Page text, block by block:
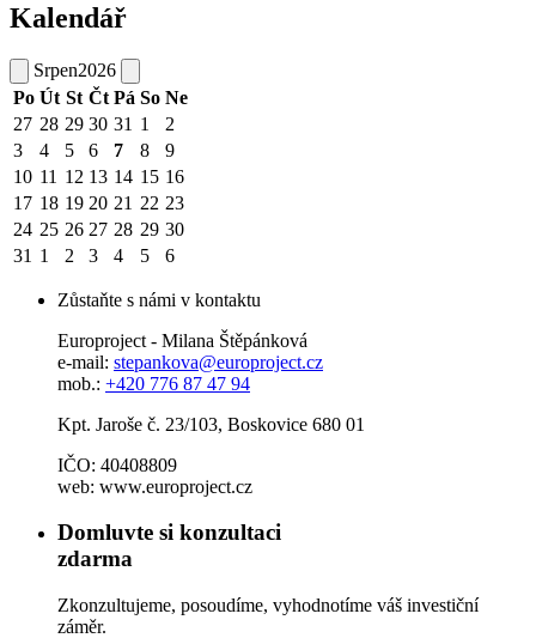
Kalendář
Srpen2026
Po Út St Čt Pá So Ne
27 28 29 30 31 1
2
3
4 5 6 7 8
9
10 11 12 13 14 15 16
17 18 19 20 21 22 23
24 25 26 27 28 29 30
31 1 2 3 4 5 6
Zůstaňte s námi v kontaktu
Europroject - Milana Štěpánková
e-mail: stepankova@europroject.cz
mob.: +420 776 87 47 94
Kpt. Jaroše č. 23/103, Boskovice 680 01
IČO: 40408809
web: www.europroject.cz
Domluvte si konzultaci
zdarma
Zkonzultujeme, posoudíme, vyhodnotíme váš investiční
záměr.